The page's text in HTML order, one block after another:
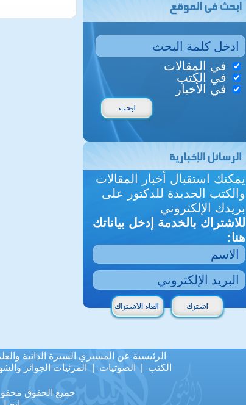
في المقالات
في الكتب
في الأخبار
يمكنك استقبال أخبار المقالات
والكتب الجديدة للدكتور على
بريدك الإلكتروني
للاشتراك بالخدمة إدخل بياناتك
هنا:
الرئيسية عن المسيري السيرة الذاتية
الكتب
الصوتيات المرئيات الجوائز
جميع الحقوق